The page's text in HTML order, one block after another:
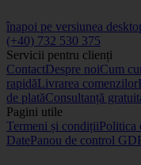
înapoi pe versiunea
(+40) 732 530 375
Servicii pentru clienți
ContactDespre noiCum
rapidăLivrarea comenzilor
de platăConsultanță
Pagini utile
Termeni și condițiiPolitica
DatePanou de control